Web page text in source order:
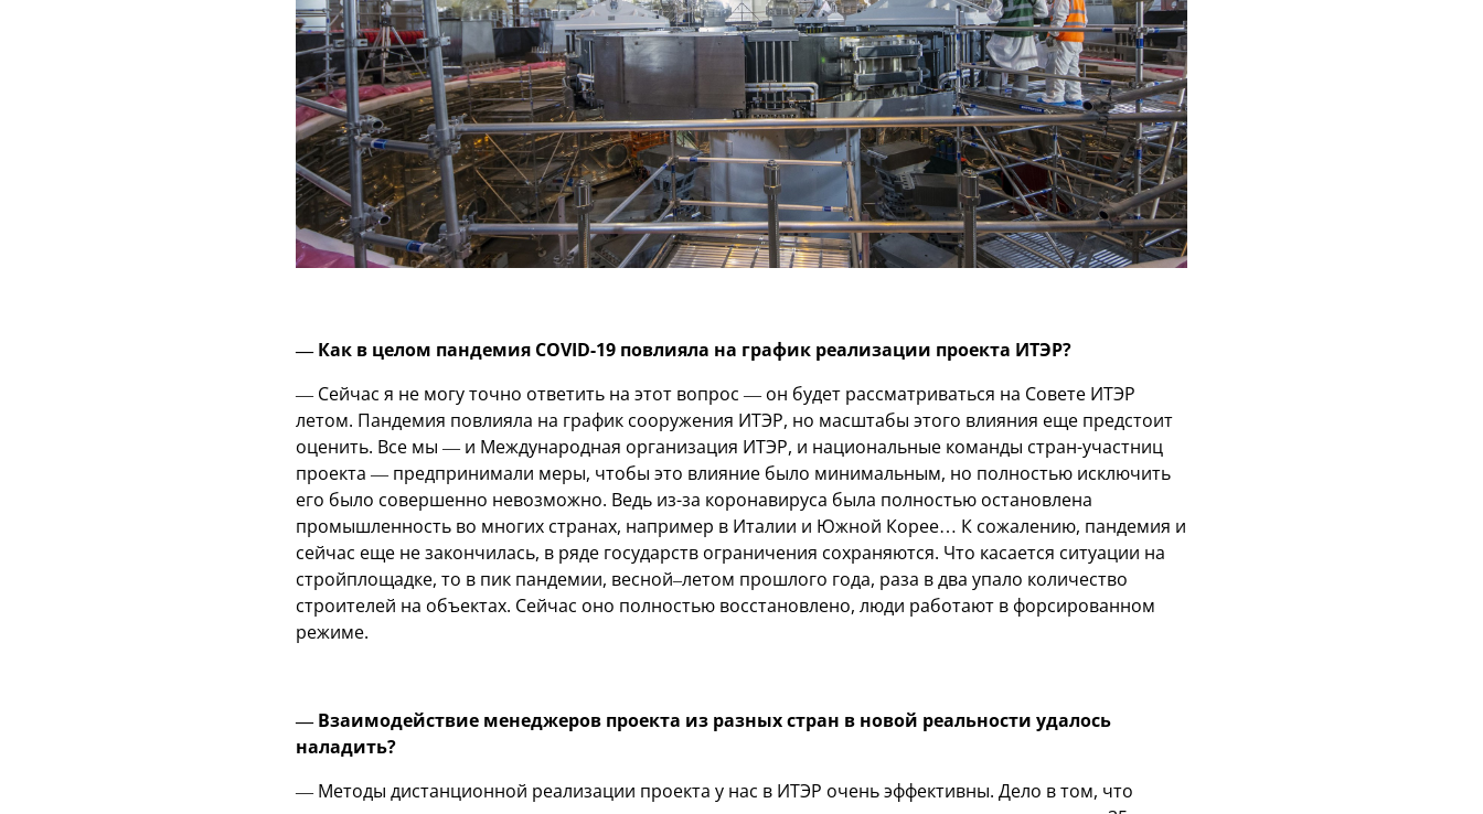
— Как в целом пандемия COVID-19 повлияла на график реализации проекта ИТЭР?
— Сейчас я не могу точно ответить на этот вопрос — он будет рассматриваться на Совете ИТЭР
летом. Пандемия повлияла на график сооружения ИТЭР, но масштабы этого влияния еще предстоит
оценить. Все мы — и Международная организация ИТЭР, и национальные команды стран-участниц
проекта — предпринимали меры, чтобы это влияние было минимальным, но полностью исключить
его было совершенно невозможно. Ведь из-за коронавируса была полностью остановлена
промышленность во многих странах, например в Италии и Южной Корее… К сожалению, пандемия и
сейчас еще не закончилась, в ряде государств ограничения сохраняются. Что касается ситуации на
стройплощадке, то в пик пандемии, весной–летом прошлого года, раза в два упало количество
строителей на объектах. Сейчас оно полностью восстановлено, люди работают в форсированном
режиме.
— Взаимодействие менеджеров проекта из разных стран в новой реальности удалось
наладить?
— Методы дистанционной реализации проекта у нас в ИТЭР очень эффективны. Дело в том, что